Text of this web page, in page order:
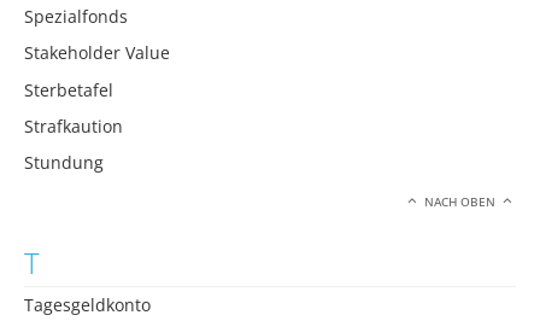
Spezialfonds
Stakeholder Value
Sterbetafel
Strafkaution
Stundung
NACH OBEN
T
Tagesgeldkonto